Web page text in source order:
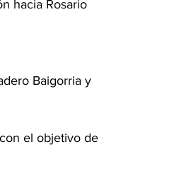
hacia Rosario
Baigorria y
el objetivo de